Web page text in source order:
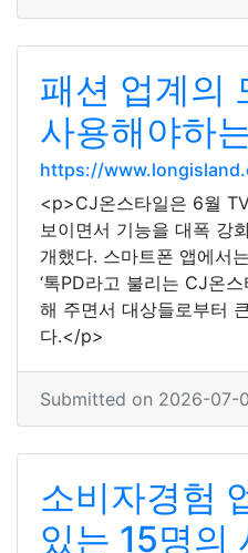
패션 업계의
사용해야하
https://
<p>CJ온스타일은 6월
보이면서 기능을 대폭 강
개했다. 스마트폰 앱에서
‘톡PD라고 불리는 CJ온
해 주면서 대상들로부터
다.</p>
Submitted on 2026-07-
소비자경험
있는 15명의